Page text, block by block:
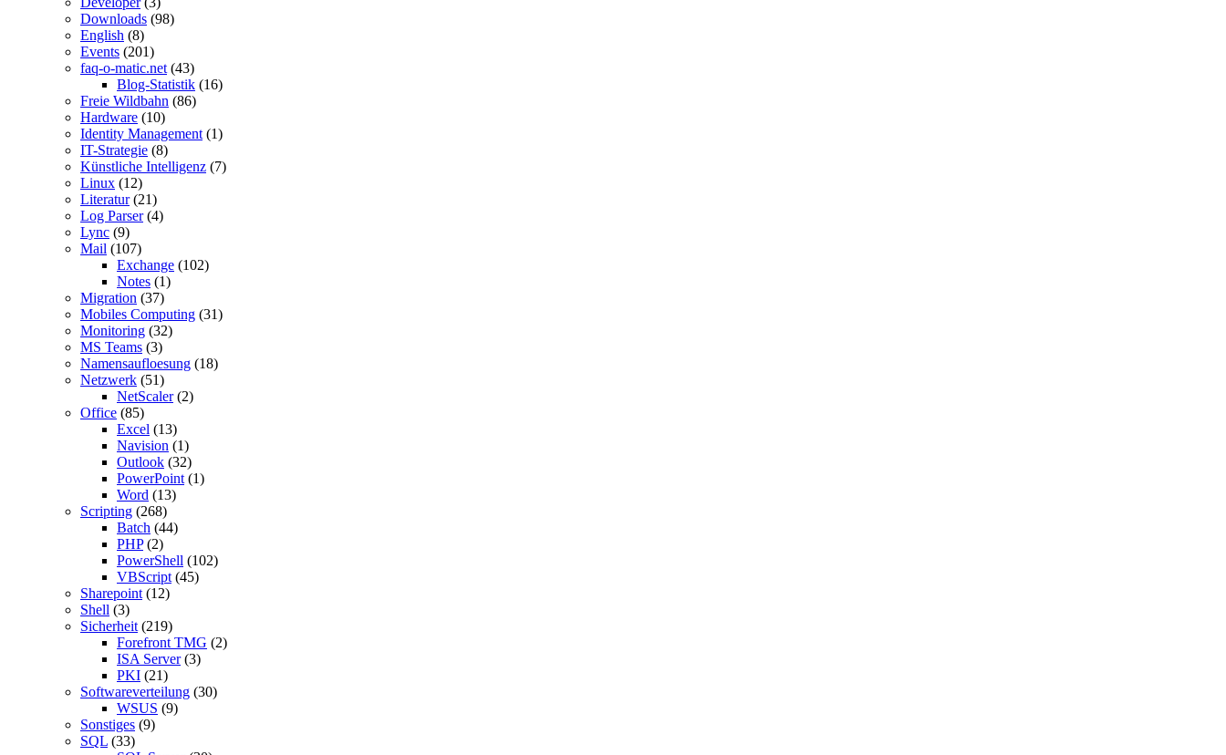
Downloads (98)
English (8)
Events (201)
faq-o-matic.net (43)
Blog-Statistik (16)
Freie Wildbahn (86)
Hardware (10)
Identity Management (1)
IT-Strategie (8)
Künstliche Intelligenz (7)
Linux (12)
Literatur(21)
Log Parser(4)
Lync (9)
Mail (107)
Exchange (102)
Notes (1)
Migration (37)
Mobiles Computing (31)
Monitoring (32)
MS Teams (3)
Namensaufloesung (18)
Netzwerk (51)
NetScaler(2)
Office (85)
Excel (13)
Navision (1)
Outlook (32)
PowerPoint (1)
Word (13)
Scripting (268)
Batch (44)
PHP(2)
PowerShell (102)
VBScript (45)
Sharepoint (12)
Shell (3)
Sicherheit (219)
Forefront TMG (2)
ISA Server(3)
PKI (21)
Softwareverteilung (30)
WSUS (9)
Sonstiges (9)
SQL (33)